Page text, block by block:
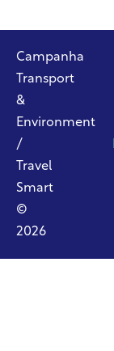
Campanha
Transport
&
Environment
/
Travel
Smart
©
2026